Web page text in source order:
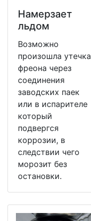
Намерзает
льдом
Возможно
произошла утечка
фреона через
соединения
заводских паек
или в испарителе
который
подвергся
коррозии, в
следствии чего
морозит без
остановки.